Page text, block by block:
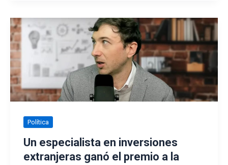
Política
Un especialista en inversiones
extranjeras ganó el premio a la